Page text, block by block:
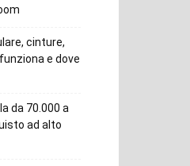
cinture,
e dove
da 70.000 a
ad alto